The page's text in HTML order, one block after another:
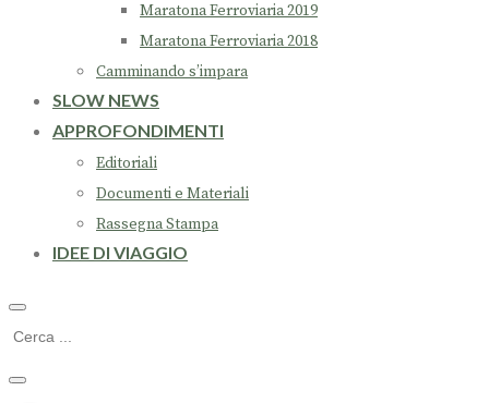
Maratona Ferroviaria 2019
Maratona Ferroviaria 2018
Camminando s’impara
SLOW NEWS
APPROFONDIMENTI
Editoriali
Documenti e Materiali
Rassegna Stampa
IDEE DI VIAGGIO